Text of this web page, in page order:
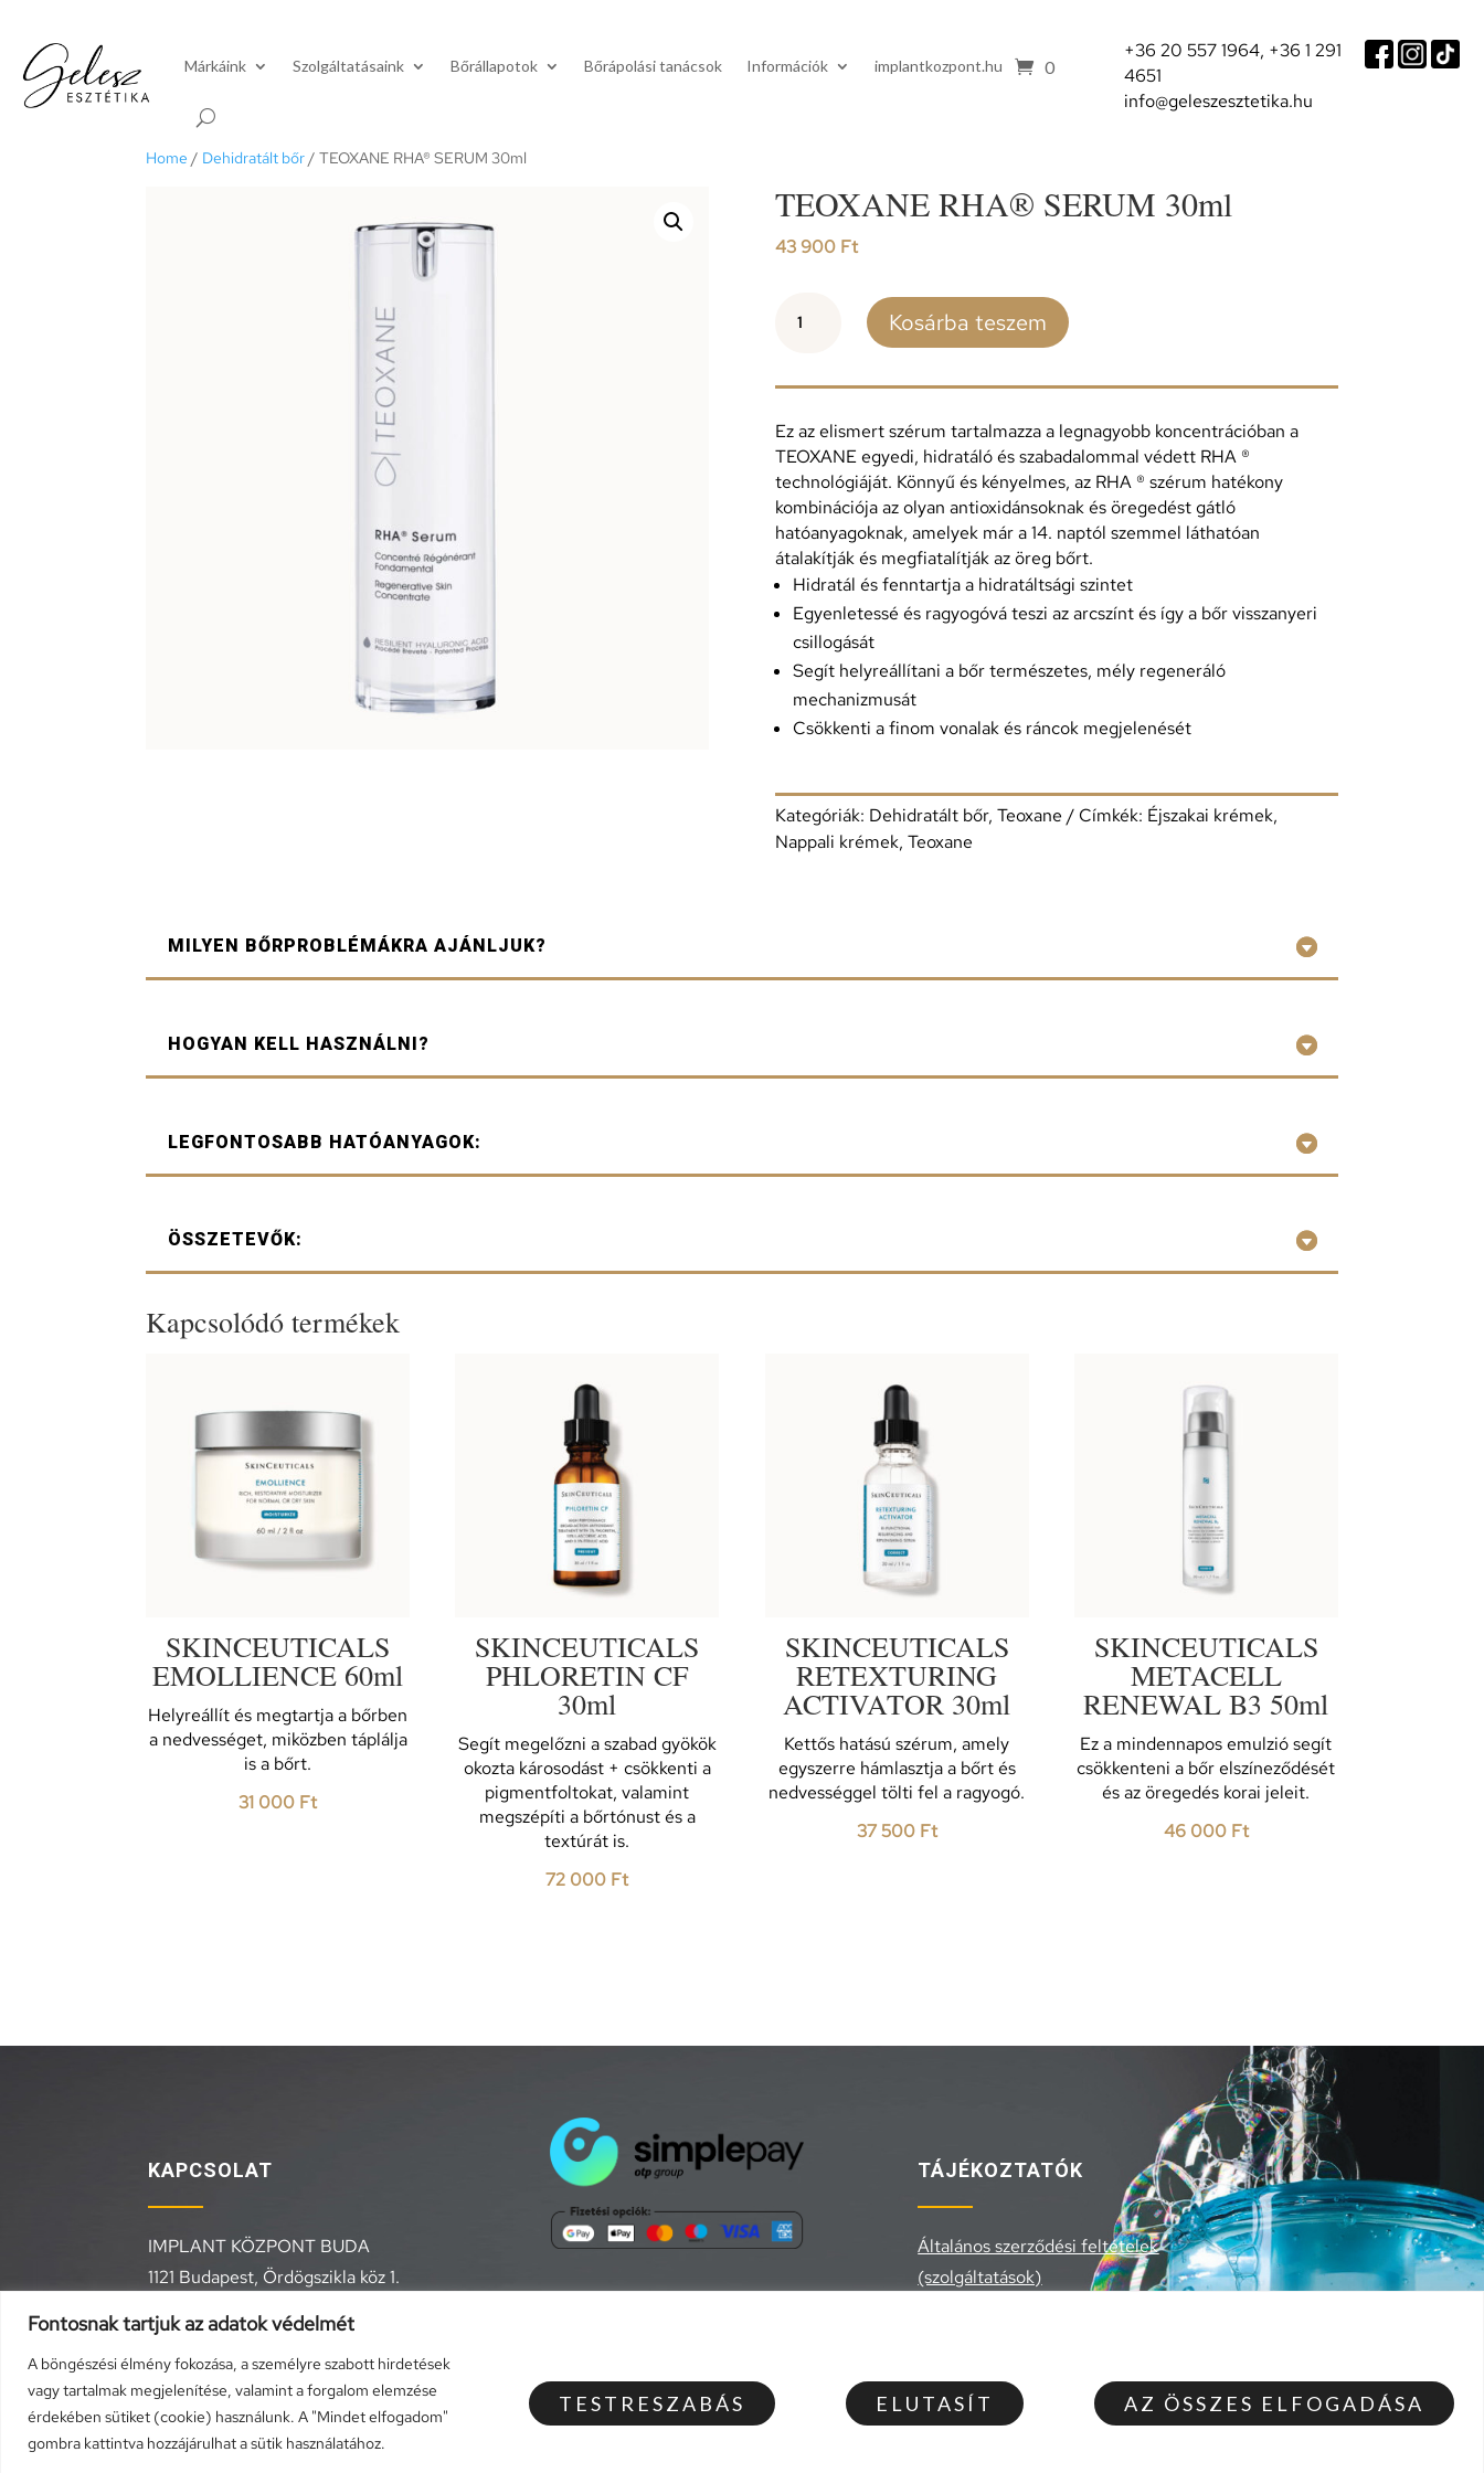
Fontosnak tartjuk az adatok védelmét
A böngészési élmény fokozása, a személyre szabott hirdetések
vagy tartalmak megjelenítése, valamint a forgalom elemzése
érdekében sütiket (cookie) használunk. A "Mindet elfogadom"
gombra kattintva hozzájárulhat a sütik használatához.
TESTRESZABÁS ELUTASÍT AZ ÖSSZES ELFOGADÁSA
Márkáink Szolgáltatásaink Bőrállapotok Bőrápolási tanácsok Információk implantkozpont.hu 0
+36 20 557 1964, +36 1 291
4651
info@geleszesztetika.hu
Home / Dehidratált bőr/ TEOXANE RHA® SERUM 30ml
TEOXANE RHA® SERUM 30ml
43 900 Ft
RHA®
Kosárba teszem
Ez az elismert szérum tartalmazza a legnagyobb koncentrációban a
TEOXANE egyedi, hidratáló és szabadalommal védett RHA ®
technológiáját. Könnyű és kényelmes, az RHA ® szérum hatékony
kombinációja az olyan antioxidánsoknak és öregedést gátló
hatóanyagoknak, amelyek már a 14. naptól szemmel láthatóan
átalakítják és megfiatalítják az öreg bőrt.
Hidratál és fenntartja a hidratáltsági szintet
Egyenletessé és ragyogóvá teszi az arcszínt és így a bőr visszanyeri
csillogását
Segít helyreállítani a bőr természetes, mély regeneráló
mechanizmusát
Csökkenti a finom vonalak és ráncok megjelenését
Kategóriák: Dehidratált bőr, Teoxane Címkék: Éjszakai krémek,
Nappali krémek, Teoxane
MILYEN BŐRPROBLÉMÁKRA AJÁNLJUK?
HOGYAN KELL HASZNÁLNI?
LEGFONTOSABB HATÓANYAGOK:
ÖSSZETEVŐK:
Kapcsolódó termékek
SKINCEUTICALS
EMOLLIENCE 60ml
Helyreállít és megtartja a bőrben
a nedvességet, miközben táplálja
is a bőrt.
31 000 Ft
SKINCEUTICALS
PHLORETIN CF
30ml
Segít megelőzni a szabad gyökök
okozta károsodást + csökkenti a
pigmentfoltokat, valamint
megszépíti a bőrtónust és a
textúrát is.
72 000 Ft
SKINCEUTICALS
RETEXTURING
ACTIVATOR 30ml
Kettős hatású szérum, amely
egyszerre hámlasztja a bőrt és
nedvességgel tölti fel a ragyogó.
37 500 Ft
SKINCEUTICALS
METACELL
RENEWAL B3 50ml
Ez a mindennapos emulzió segít
csökkenteni a bőr elszíneződését
és az öregedés korai jeleit.
46 000 Ft
KAPCSOLAT
IMPLANT KÖZPONT BUDA
1121 Budapest, Ördögszikla köz 1.
info@geleszesztetika.hu
TÁJÉKOZTATÓK
Általános szerződési feltételek
(szolgáltatások)